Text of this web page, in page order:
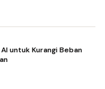
untuk Kurangi Beban